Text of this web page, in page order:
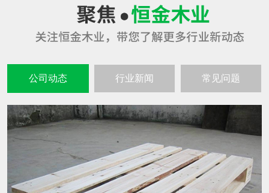
公司动态 行业新闻 常见问题